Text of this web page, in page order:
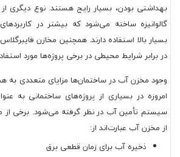
بهداشتی بودن، بسیار رایج هستند. نوع دیگری
گالوانیزه ساخته می‌شود که بیشتر در
بسیار بالا استفاده دارند. همچنین مخازن
در برابر شرایط محیطی در برخی پروژه‌ها مورد
وجود مخزن آب در ساختمان‌ها مزایای متعددی به
امروزه در بسیاری از پروژه‌های ساختمانی به
سیستم تأمین آب در نظر گرفته می‌شود. برخی از
از مخزن آب عبارت‌اند از:
ذخیره آب برای زمان قطعی برق